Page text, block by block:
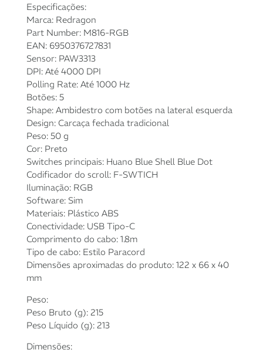
Especificações:
Marca: Redragon
Part Number: M816-RGB
EAN: 6950376727831
Sensor: PAW3313
DPI: Até 4000 DPI
Polling Rate: Até 1000 Hz
Botões: 5
Shape: Ambidestro com botões na lateral esquerda
Design: Carcaça fechada tradicional
Peso: 50 g
Cor: Preto
Switches principais: Huano Blue Shell Blue Dot
Codificador do scroll: F-SWTICH
Iluminação: RGB
Software: Sim
Materiais: Plástico ABS
Conectividade: USB Tipo-C
Comprimento do cabo: 1.8m
Tipo de cabo: Estilo Paracord
Dimensões aproximadas do produto: 122 x 66 x 40
mm
Peso:
Peso Bruto (g): 215
Peso Líquido (g): 213
Dimensões: